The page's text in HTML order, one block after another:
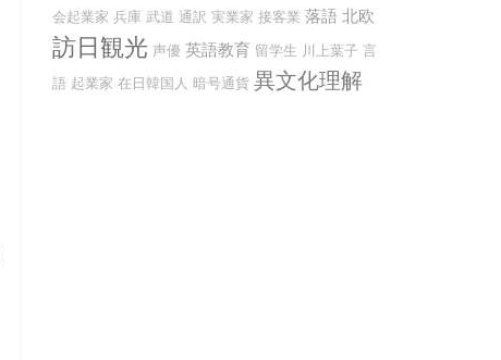
会起業家 兵庫 武道 通訳 実業家 接客業 落語 北欧
訪日観光 声優 英語教育 留学生 川上葉子 言
語 起業家 在日韓国人 暗号通貨 異文化理解